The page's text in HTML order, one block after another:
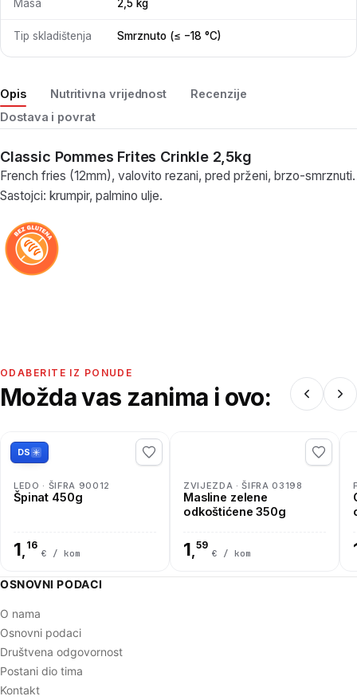
Opis Nutritivna vrijednost
Recenzije
Dostava i povrat
Classic Pommes Frites Crinkle 2,5kg
French fries (12mm), valovito rezani, pred prženi, brzo-smrznuti.
Sastojci: krumpir, palmino ulje.
Masa 2,5 kg
Tip skladištenja Smrznuto (≤ −18 °C)
ODABERITE IZ PONUDE
Možda vas zanima i ovo:
DS
LEDO · ŠIFRA 90012
Špinat 450g
1, 16
€ / kom
ZVIJEZDA · ŠIFRA 03198
Masline zelene
odkoštićene 350g
1,59
€ / kom
OSNOVNI PODACI
O nama
Osnovni podaci
Društvena odgovornost
Postani dio tima
Kontakt